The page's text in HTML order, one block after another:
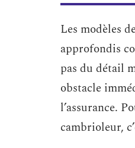
Les modèles
approfondis
pas du détail
obstacle
l’assurance.
cambrioleur,